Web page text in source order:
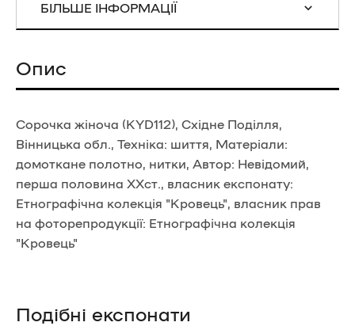
БІЛЬШЕ ІНФОРМАЦІЇ
Опис
Сорочка жіноча (KYD112), Східне Поділля,
Вінницька обл., Техніка: шиття, Матеріали:
домоткане полотно, нитки, Автор: Невідомий,
перша половина ХХст., власник експонату:
Етнографічна колекція "Кровець", власник прав
на фоторепродукції: Етнографічна колекція
"Кровець"
Подібні експонати